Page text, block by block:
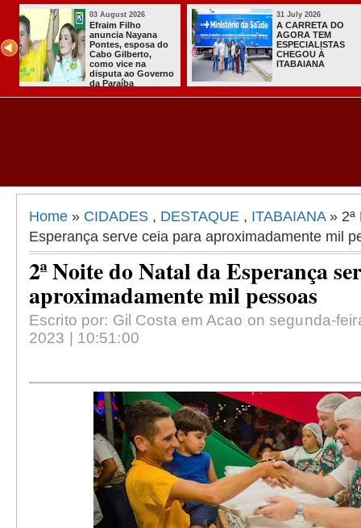
DO
31 July 2026
Sistema do TSE
registra primeiras
candidaturas na
Paraíba
Com
Nabor,
do PT
Home » CIDADES , DESTAQUE , ITABAIANA» 2ª
Esperança serve ceia para aproximadamente mil
2ª Noite do Natal da Esperança
aproximadamente mil pessoas
Escrito por: Gil Costa em Acao on segunda-
2023 | 10:51:00